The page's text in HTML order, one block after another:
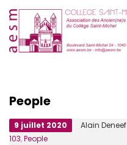
People
9 juillet 2020 Alain Deneef
103,People